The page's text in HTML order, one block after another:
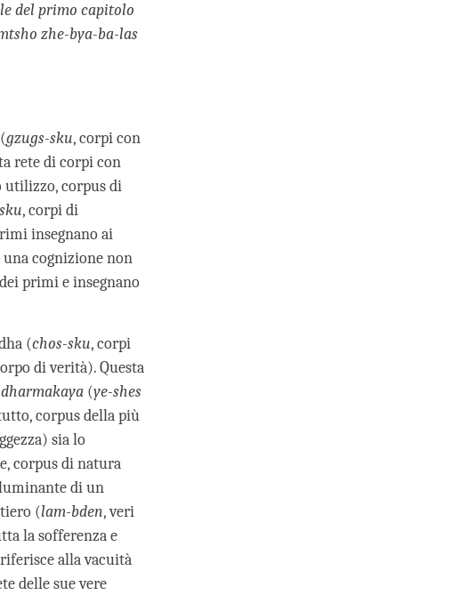
del primo capitolo
zhe-bya-ba-las
gzugs-sku, corpi con
rete di corpi con
utilizzo, corpus di
, corpi di
insegnano ai
cognizione non
primi e insegnano
(chos-sku, corpi
di verità). Questa
(ye-shes
corpus della più
sia lo
corpus di natura
di un
(lam-bden, veri
la sofferenza e
alla vacuità
delle sue vere